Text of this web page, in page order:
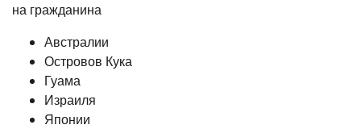
на гражданина
Австралии
Островов Кука
Гуама
Израиля
Японии